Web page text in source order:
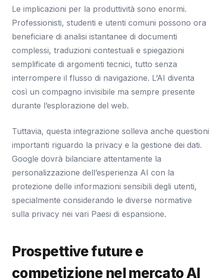
Le implicazioni per la produttività sono enormi.
Professionisti, studenti e utenti comuni possono ora
beneficiare di analisi istantanee di documenti
complessi, traduzioni contestuali e spiegazioni
semplificate di argomenti tecnici, tutto senza
interrompere il flusso di navigazione. L’AI diventa
così un compagno invisibile ma sempre presente
durante l’esplorazione del web.
Tuttavia, questa integrazione solleva anche questioni
importanti riguardo la privacy e la gestione dei dati.
Google dovrà bilanciare attentamente la
personalizzazione dell’esperienza AI con la
protezione delle informazioni sensibili degli utenti,
specialmente considerando le diverse normative
sulla privacy nei vari Paesi di espansione.
Prospettive future e
competizione nel mercato AI